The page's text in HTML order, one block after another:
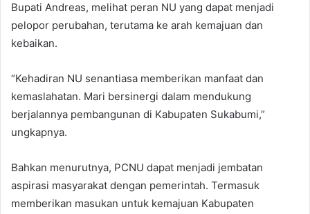
Bupati Andreas, melihat peran NU yang dapat menjadi
pelopor perubahan, terutama ke arah kemajuan dan
kebaikan.
“Kehadiran NU senantiasa memberikan manfaat dan
kemaslahatan. Mari bersinergi dalam mendukung
berjalannya pembangunan di Kabupaten Sukabumi,”
ungkapnya.
Bahkan menurutnya, PCNU dapat menjadi jembatan
aspirasi masyarakat dengan pemerintah. Termasuk
memberikan masukan untuk kemajuan Kabupaten